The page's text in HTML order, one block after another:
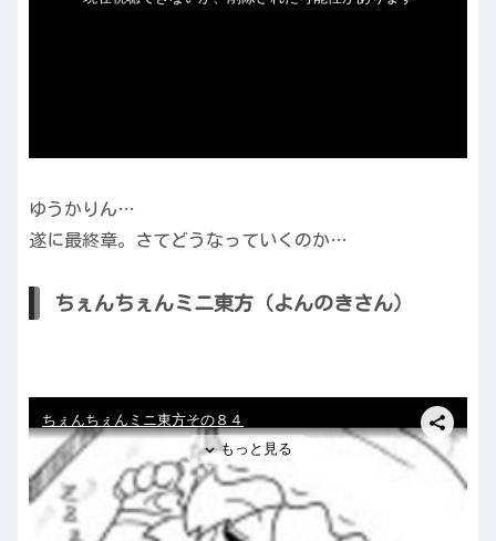
ゆうかりん…
遂に最終章。さてどうなっていくのか…
ちぇんちぇんミニ東方（よんのきさん）